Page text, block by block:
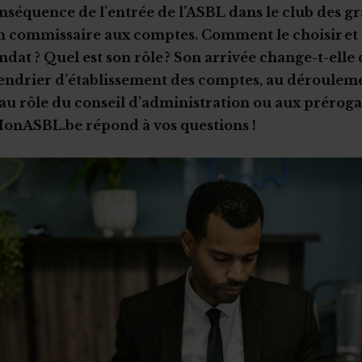
de l’entrée de l’ASBL dans le club des
commissaire aux comptes. Comment le choisir
? Quel est son rôle ? Son arrivée change-t-elle
d’établissement des comptes, au
au rôle du conseil d’administration ou aux
répond à vos questions !